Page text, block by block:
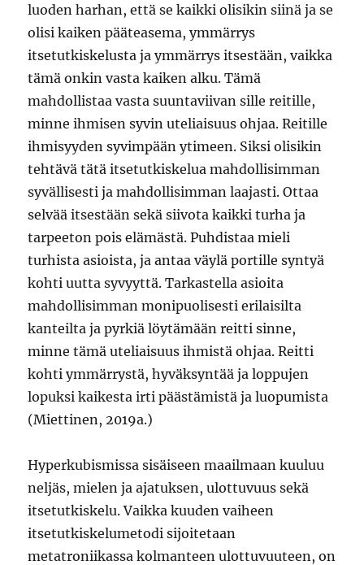
luoden harhan, että se kaikki olisikin siinä ja se
olisi kaiken pääteasema, ymmärrys
itsetutkiskelusta ja ymmärrys itsestään, vaikka
tämä onkin vasta kaiken alku. Tämä
mahdollistaa vasta suuntaviivan sille reitille,
minne ihmisen syvin uteliaisuus ohjaa. Reitille
ihmisyyden syvimpään ytimeen. Siksi olisikin
tehtävä tätä itsetutkiskelua mahdollisimman
syvällisesti ja mahdollisimman laajasti. Ottaa
selvää itsestään sekä siivota kaikki turha ja
tarpeeton pois elämästä. Puhdistaa mieli
turhista asioista, ja antaa väylä portille syntyä
kohti uutta syvyyttä. Tarkastella asioita
mahdollisimman monipuolisesti erilaisilta
kanteilta ja pyrkiä löytämään reitti sinne,
minne tämä uteliaisuus ihmistä ohjaa. Reitti
kohti ymmärrystä, hyväksyntää ja loppujen
lopuksi kaikesta irti päästämistä ja luopumista
(Miettinen, 2019a.)
Hyperkubismissa sisäiseen maailmaan kuuluu
neljäs, mielen ja ajatuksen, ulottuvuus sekä
itsetutkiskelu. Vaikka kuuden vaiheen
itsetutkiskelumetodi sijoitetaan
metatroniikassa kolmanteen ulottuvuuteen, on